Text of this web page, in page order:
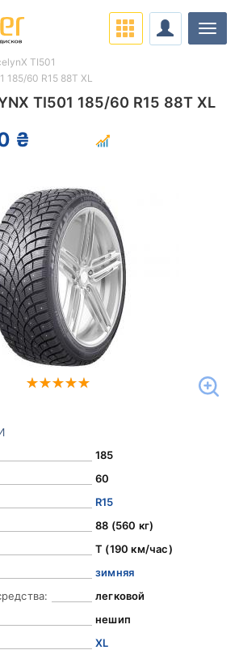
TI501 185/60 R15 88T XL
₴
185
60
R15
88 (560 кг)
T (190 км/час)
зимняя
легковой
нешип
XL
TI501
185/60 R15 88T XL